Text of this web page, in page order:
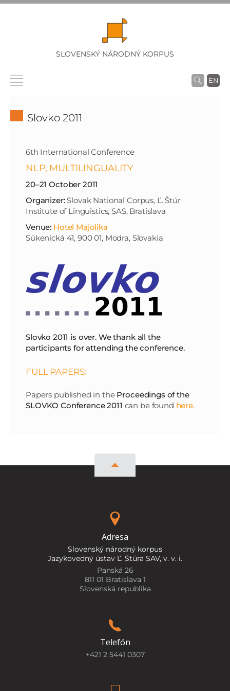
SLOVENSKÝ NÁRODNÝ KORPUS
EN
Slovko 2011
6th International Conference
NLP, MULTILINGUALITY
20–21 October 2011
Organizer:Slovak National Corpus, Ľ. Štúr
Institute of Linguistics, SAS, Bratislava
Venue: Hotel Majolika
Súkenická 41, 900 01, Modra, Slovakia
Slovko 2011 is over. We thank all the
participants for attending the conference.
FULL PAPERS:
Papers published in the Proceedings of the
SLOVKO Conference 2011 can be found here.
Adresa
Slovenský národný korpus
Jazykovedný ústav Ľ. Štúra SAV, v. v. i.
Panská 26
811 01 Bratislava 1
Slovenská republika
Telefón
+421 2 5441 0307